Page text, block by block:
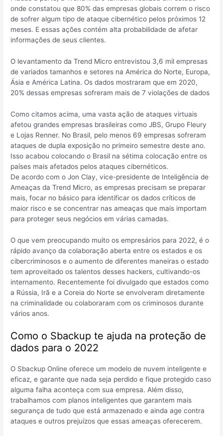
onde constatou que 80% das empresas globais correm o risco
de sofrer algum tipo de ataque cibernético pelos próximos 12
meses. E essas ações contém alta probabilidade de afetar
informações de seus clientes.
O levantamento da Trend Micro entrevistou 3,6 mil empresas
de variados tamanhos e setores na América do Norte, Europa,
Ásia e América Latina. Os dados mostraram que em 2020,
20% dessas empresas sofreram mais de 7 violações de dados
Como citamos acima, uma vasta ação de ataques virtuais
afetou grandes empresas brasileiras como JBS, Grupo Fleury
e Lojas Renner. No Brasil, pelo menos 69 empresas sofreram
ataques de dupla exposição no primeiro semestre deste ano.
Isso acabou colocando o Brasil na sétima colocação entre os
países mais afetados pelos ataques cibernéticos.
De acordo com o Jon Clay, vice-presidente de Inteligência de
Ameaças da Trend Micro, as empresas precisam se preparar
mais, focar no básico para identificar os dados críticos de
maior risco e se concentrar nas ameaças que mais importam
para proteger seus negócios em várias camadas.
O que vem preocupando muito os empresários para 2022, é o
rápido avanço da colaboração aberta entre os estados e os
cibercriminosos e o aumento de diferentes maneiras o estado
tem aproveitado os talentos desses hackers, cultivando-os
internamento. Recentemente foi divulgado que estados como
a Rússia, Irã e a Coreia do Norte se envolveram diretamente
na criminalidade ou colaboraram com os criminosos durante
vários anos.
Como o Sbackup te ajuda na proteção de
dados para o 2022
O Sbackup Online oferece um modelo de nuvem inteligente e
eficaz, e garante que nada seja perdido e fique protegido caso
alguma falha aconteça com sua empresa. Além disso,
trabalhamos com planos inteligentes que garantem mais
segurança de tudo que está armazenado e ainda age contra
ataques e outros prejuízos que essas ameaças oferecerem.